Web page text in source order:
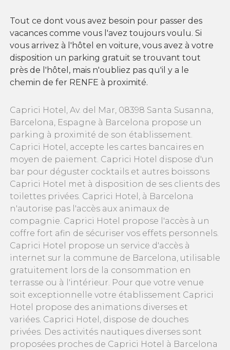
Tout ce dont vous avez besoin pour passer des
vacances comme vous l'avez toujours voulu. Si
vous arrivez à l'hôtel en voiture, vous avez à votre
disposition un parking gratuit se trouvant tout
près de l'hôtel, mais n'oubliez pas qu'il y a le
chemin de fer RENFE à proximité.
Caprici Hotel, Av. del Mar, 08398 Santa Susanna,
Barcelona, Espagne à Barcelona propose un
parking à proximité de son établissement.
Caprici Hotel, accepte les cartes bancaires en
moyen de paiement. Caprici Hotel dispose d'un
bar pour déguster cocktails et autres boissons
Caprici Hotel met à disposition de ses clients des
toilettes privées. Caprici Hotel, à Barcelona
n'autorise pas l'accès aux animaux de
compagnie. Caprici Hotel propose l'accès à un
coffre fort afin de sécuriser vos effets personnels.
Caprici Hotel propose un service d'accès à
internet sur la commune de Barcelona, utilisable
gratuitement lors de la consommation en
terrasse ou à l'intérieur. Pour que votre venue
soit exceptionnelle votre établissement Caprici
Hotel propose des animations diverses et
variées. Caprici Hotel, dispose de douches
privées. Des activités nautiques diverses sont
proposées proches de Caprici Hotel à Barcelona